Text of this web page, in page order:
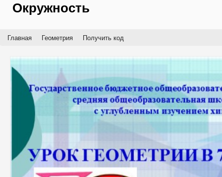
Окружность
Главная Геометрия Получить код